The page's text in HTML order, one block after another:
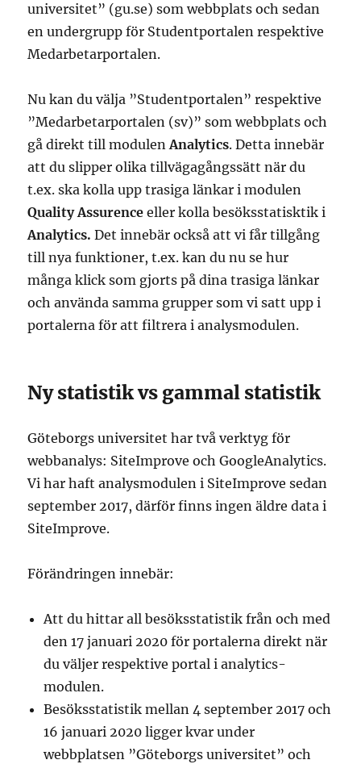
universitet” (gu.se) som webbplats och sedan
en undergrupp för Studentportalen respektive
Medarbetarportalen.
Nu kan du välja ”Studentportalen” respektive
”Medarbetarportalen (sv)” som webbplats och
gå direkt till modulenAnalytics. Detta innebär
att du slipper olika tillvägagångssätt när du
t.ex. ska kolla upp trasiga länkar i modulen
Quality Assurence eller kolla besöksstatisktik i
Analytics.Det innebär också att vi får tillgång
till nya funktioner, t.ex. kan du nu se hur
många klick som gjorts på dina trasiga länkar
och använda samma grupper som vi satt upp i
portalerna för att filtrera i analysmodulen.
Ny statistik vs gammal statistik
Göteborgs universitet har två verktyg för
webbanalys: SiteImprove och GoogleAnalytics.
Vi har haft analysmodulen i SiteImprove sedan
september 2017, därför finns ingen äldre data i
SiteImprove.
Förändringen innebär:
Att du hittar all besöksstatistik från och med
den 17 januari 2020 för portalerna direkt när
du väljer respektive portal i analytics-
modulen.
Besöksstatistik mellan 4 september 2017 och
16 januari 2020 ligger kvar under
webbplatsen ”Göteborgs universitet” och